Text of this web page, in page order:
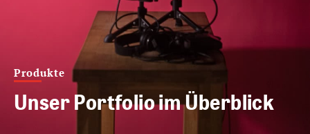
Produkte
Unser Portfolio im Überblick